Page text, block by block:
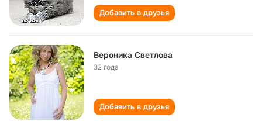
Добавить в друзья
Вероника Светлова
32 года
Добавить в друзья